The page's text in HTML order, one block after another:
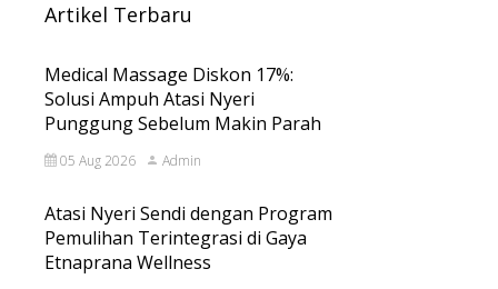
Artikel Terbaru
Medical Massage Diskon 17%:
Solusi Ampuh Atasi Nyeri
Punggung Sebelum Makin Parah
05 Aug 2026 Admin
Atasi Nyeri Sendi dengan Program
Pemulihan Terintegrasi di Gaya
Etnaprana Wellness